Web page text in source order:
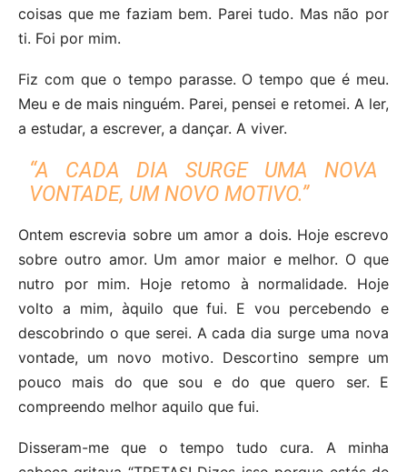
coisas que me faziam bem. Parei tudo. Mas não por
ti. Foi por mim.
Fiz com que o tempo parasse. O tempo que é meu.
Meu e de mais ninguém. Parei, pensei e retomei. A ler,
a estudar, a escrever, a dançar. A viver.
“A CADA DIA SURGE UMA NOVA
VONTADE, UM NOVO MOTIVO.”
Ontem escrevia sobre um amor a dois. Hoje escrevo
sobre outro amor. Um amor maior e melhor. O que
nutro por mim. Hoje retomo à normalidade. Hoje
volto a mim, àquilo que fui. E vou percebendo e
descobrindo o que serei. A cada dia surge uma nova
vontade, um novo motivo. Descortino sempre um
pouco mais do que sou e do que quero ser. E
compreendo melhor aquilo que fui.
Disseram-me que o tempo tudo cura. A minha